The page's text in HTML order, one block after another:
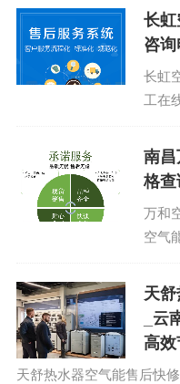
维修
长虹
咨
长虹
工在
南昌
格查
万和
空气
天
_云
高效
天舒热水器空气能售后快